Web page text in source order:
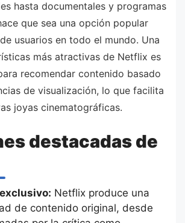
hasta documentales y programas
que sea una opción popular
usuarios en todo el mundo. Una
más atractivas de Netflix es
recomendar contenido basado
de visualización, lo que facilita
joyas cinematográficas.
destacadas de
Netflix produce una
de contenido original, desde